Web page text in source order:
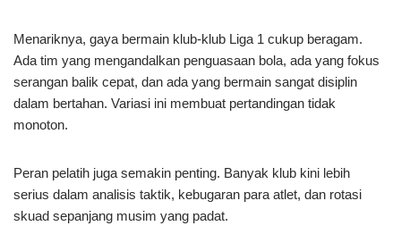
Menariknya, gaya bermain klub-klub Liga 1 cukup beragam.
Ada tim yang mengandalkan penguasaan bola, ada yang fokus
serangan balik cepat, dan ada yang bermain sangat disiplin
dalam bertahan. Variasi ini membuat pertandingan tidak
monoton.
Peran pelatih juga semakin penting. Banyak klub kini lebih
serius dalam analisis taktik, kebugaran para atlet, dan rotasi
skuad sepanjang musim yang padat.